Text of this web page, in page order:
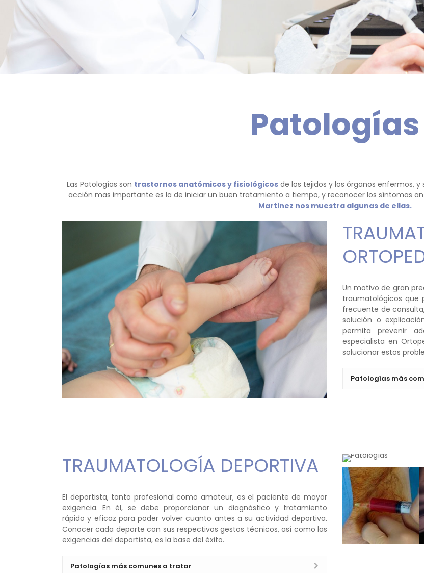
Patologías
Las Patologías son trastornos anatómicos y fisiológicosde los tejidos y los órganos enfermos,
acción mas importante es la de iniciar un buen tratamiento a tiempo, y reconocer los síntomas
Martinez nos muestra algunas de ellas.
Un motivo de gran
traumatológicos que
frecuente de
solución o
permita prevenir
especialista en
solucionar estos
Patologías más
TRAUMATOLOGÍA DEPORTIVA
El deportista, tanto profesional como amateur, es el paciente de mayor
exigencia. En él, se debe proporcionar un diagnóstico y tratamiento
rápido y eficaz para poder volver cuanto antes a su actividad deportiva.
Conocer cada deporte con sus respectivos gestos técnicos, así como las
exigencias del deportista, es la base del éxito.
Patologías más comunes a tratar